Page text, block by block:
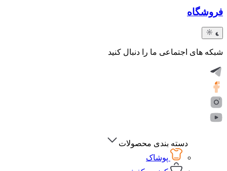
فروشگاه
شبکه های اجتماعی ما را دنبال کنید
دسته بندی محصولات
پوشاک